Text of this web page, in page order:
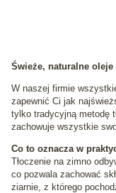
Świeże, naturalne
W naszej firmie
zapewnić Ci jak
tylko tradycyjną metodę
zachowuje wszystkie
Co to oznacza w
Tłoczenie na zimno
co pozwala zachować
ziarnie, z którego